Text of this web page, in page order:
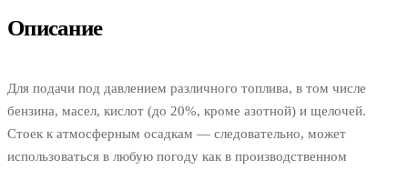
Описание
Для подачи под давлением различного топлива, в том числе
бензина, масел, кислот (до 20%, кроме азотной) и щелочей.
Стоек к атмосферным осадкам — следовательно, может
использоваться в любую погоду как в производственном